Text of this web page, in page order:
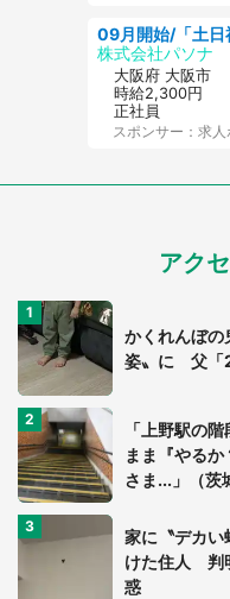
株式会社パソナ
大阪府 大阪市
時給2,300円
正社員
スポンサー：求人
アク
かくれんぼの
姿〟に 父「2
「上野駅の
まま『やる
さま...」（茨
家に〝デカい
けた住人 判
惑